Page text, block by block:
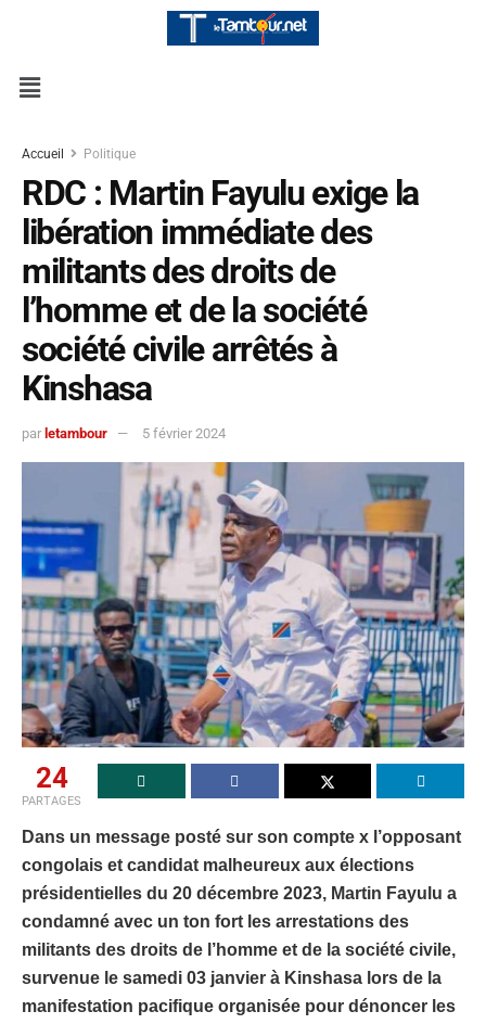
Accueil Politique
RDC : Martin Fayulu exige la
libération immédiate des
militants des droits de
l’homme et de la société
société civile arrêtés à
Kinshasa
par letambour 5 février 2024
24
PARTAGES
Dans un message posté sur son compte x l’opposant
congolais et candidat malheureux aux élections
présidentielles du 20 décembre 2023, Martin Fayulu a
condamné avec un ton fort les arrestations des
militants des droits de l’homme et de la société civile,
survenue le samedi 03 janvier à Kinshasa lors de la
manifestation pacifique organisée pour dénoncer les